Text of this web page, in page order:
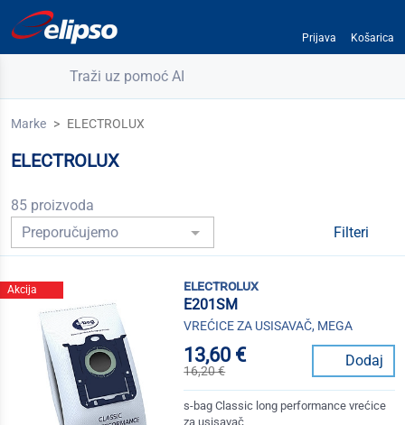
Prijava Košarica
Traži uz pomoć AI
Marke ELECTROLUX
ELECTROLUX
85 proizvoda
Filteri
Akcija
electrolux
E201SM
VREĆICE ZA USISAVAČ, MEGA
13,60 €
16,20 €
Dodaj
s-bag Classic long performance vrećice
za usisavač